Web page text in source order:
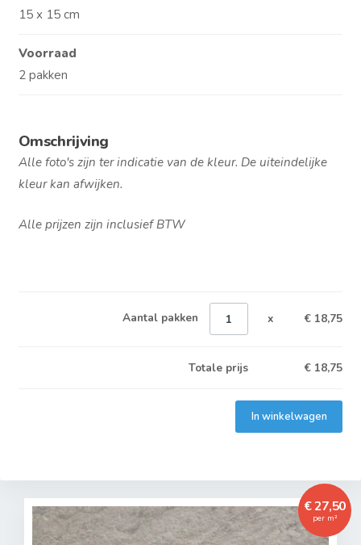
15 x 15 cm
Voorraad
2 pakken
Omschrijving
Alle foto's zijn ter indicatie van de kleur. De uiteindelijke
kleur kan afwijken.
Alle prijzen zijn inclusief BTW
Aantal pakken x € 18,75
Totale prijs € 18,75
In winkelwagen
€ 27,50
per m²